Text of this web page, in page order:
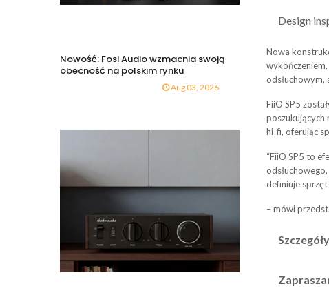
Nowość: Fosi Audio wzmacnia swoją
obecność na polskim rynku
Aug 03, 2026
Design
Nowa
odsłuchowym,
FiiO SP5
poszukujących
hi-fi, oferując
“FiiO SP5 to
definiuje sprzęt
– mówi